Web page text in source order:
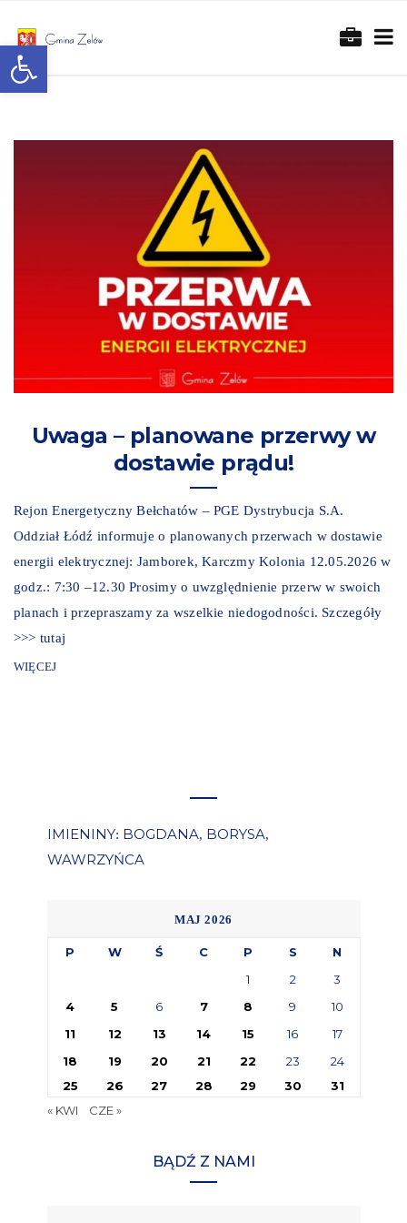
Otwórz pasek narzędzi
Uwaga – planowane przerwy w
dostawie prądu!
Rejon Energetyczny Bełchatów – PGE Dystrybucja S.A.
Oddział Łódź informuje o planowanych przerwach w dostawie
energii elektrycznej: Jamborek, Karczmy Kolonia 12.05.2026 w
godz.: 7:30 –12.30 Prosimy o uwzględnienie przerw w swoich
planach i przepraszamy za wszelkie niedogodności. Szczegóły
>>> tutaj
WIĘCEJ
IMIENINY: BOGDANA, BORYSA,
WAWRZYŃCA
MAJ 2026
P W Ś C P S
N
1
2
3
4
5 6 7 8 9
10
11
12 13 14 15 16
17
18
19 20 21 22 23
24
25
26 27 28 29 30
31
« KWI
CZE »
BĄDŹ Z NAMI